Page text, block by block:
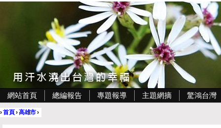
網站首頁 總編報告 專題報導 主題網摘 驚鴻台灣
›首頁›高雄市›